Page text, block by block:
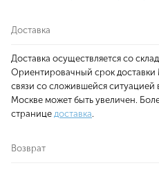
Доставка
Доставка осуществляется со
Ориентировачный срок доставки
связи со сложившейся ситуацией
Москве может быть увеличен.
странице доставка
Возврат